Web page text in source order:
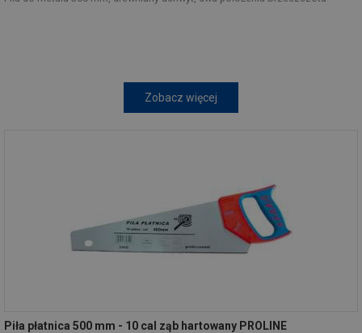
Zobacz więcej
Piła płatnica 500 mm - 10 cal ząb hartowany PROLINE